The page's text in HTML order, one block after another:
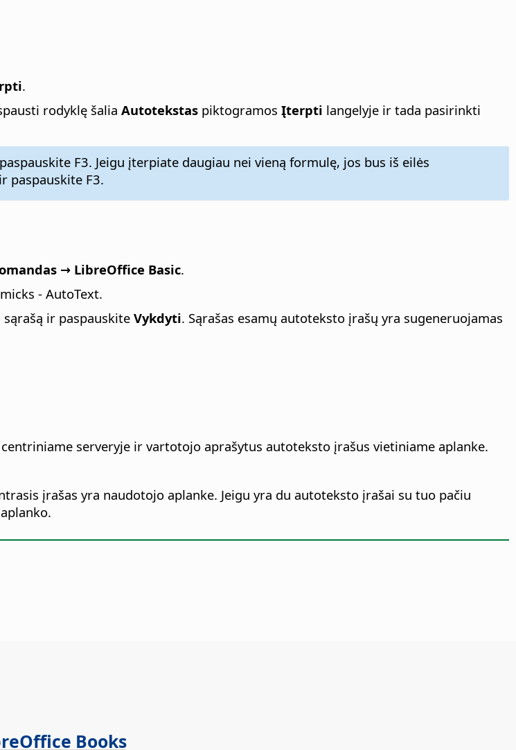
.
rodyklę šalia Autotekstas piktogramos Įterpti langelyje ir tada pasirinkti
F3. Jeigu įterpiate daugiau nei vieną formulę, jos bus iš eilės
ir paspauskite F3.
→ LibreOffice Basic.
- AutoText.
sąrašą ir paspauskite Vykdyti. Sąrašas esamų autoteksto įrašų yra sugeneruojamas
serveryje ir vartotojo aprašytus autoteksto įrašus vietiniame aplanke.
įrašas yra naudotojo aplanke. Jeigu yra du autoteksto įrašai su tuo pačiu
Books